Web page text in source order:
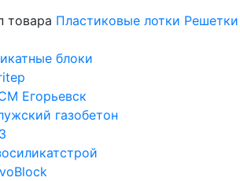
товара Пластиковые лотки Решетки
блоки
Егорьевск
газобетон